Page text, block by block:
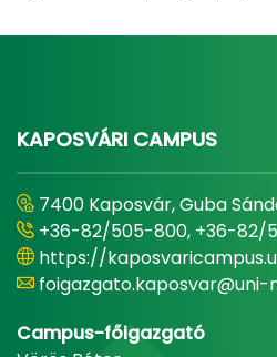
KAPOSVÁRI CAMPUS
7400 Kaposvár, Guba
+36-82/505-800, +36-82/
https://
foigazgato.kaposvar@uni-
Campus-főigazgató